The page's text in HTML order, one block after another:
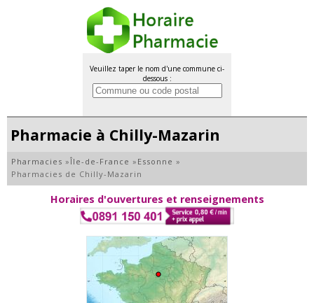
Veuillez taper le nom d'une commune ci-
dessous :
Pharmacie à Chilly-Mazarin
Pharmacies »Île-de-France » Essonne »
Pharmacies de Chilly-Mazarin
Horaires d'ouvertures et renseignements